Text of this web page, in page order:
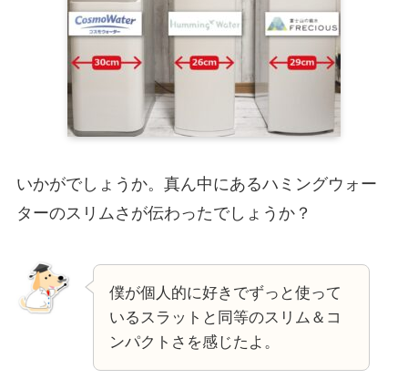
いかがでしょうか。真ん中にあるハミングウォー
ターのスリムさが伝わったでしょうか？
僕が個人的に好きでずっと使って
いるスラットと同等のスリム＆コ
ンパクトさを感じたよ。